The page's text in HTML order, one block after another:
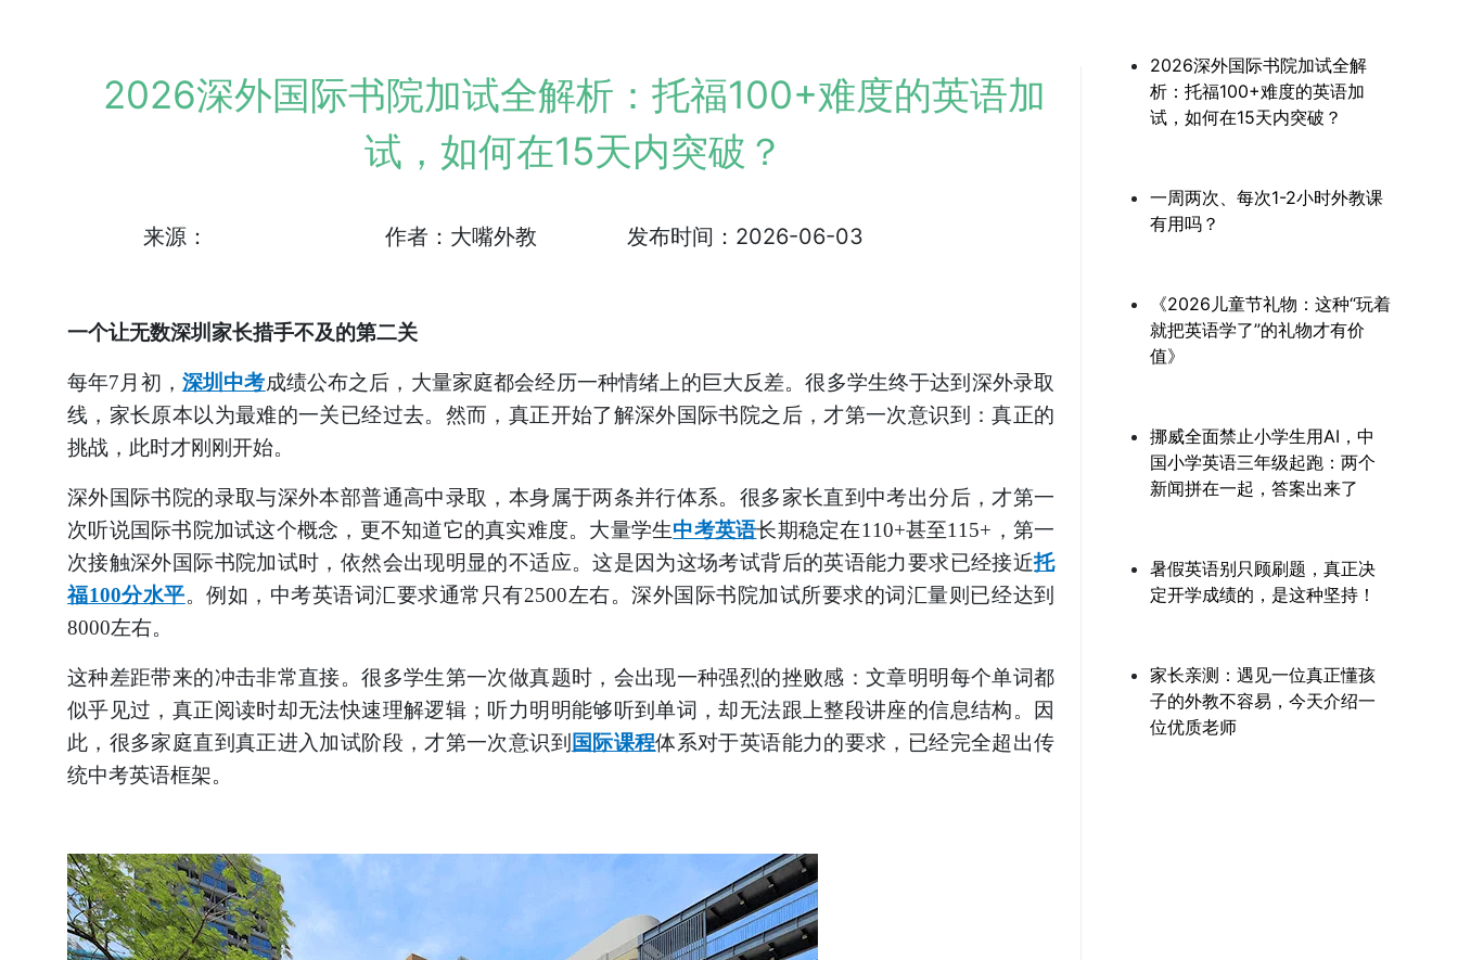
2026深外国际书院加试全解析：托福100+难度的英语加
试，如何在15天内突破？
来源： 作者：大嘴外教 发布时间：2026-06-03
一个让无数深圳家长措手不及的第二关
每年7月初， 深圳中考成绩公布之后，大量家庭都会经历一种情绪上的巨大反差。很多学生终于达到深外录取
线，家长原本以为最难的一关已经过去。然而，真正开始了解深外国际书院之后，才第一次意识到：真正的
挑战，此时才刚刚开始。
深外国际书院的录取与深外本部普通高中录取，本身属于两条并行体系。很多家长直到中考出分后，才第一
次听说国际书院加试这个概念，更不知道它的真实难度。大量学生中考英语长期稳定在110+甚至115+，第一
次接触深外国际书院加试时，依然会出现明显的不适应。这是因为这场考试背后的英语能力要求已经接近托
福100分水平。例如，中考英语词汇要求通常只有2500左右。深外国际书院加试所要求的词汇量则已经达到
8000左右。
这种差距带来的冲击非常直接。很多学生第一次做真题时，会出现一种强烈的挫败感：文章明明每个单词都
似乎见过，真正阅读时却无法快速理解逻辑；听力明明能够听到单词，却无法跟上整段讲座的信息结构。因
此，很多家庭直到真正进入加试阶段，才第一次意识到 国际课程体系对于英语能力的要求，已经完全超出传
统中考英语框架。
2026深外国际书院加试全解
析：托福100+难度的英语加
试，如何在15天内突破？
一周两次、每次1-2小时外教课
有用吗？
《2026儿童节礼物：这种“玩着
就把英语学了”的礼物才有价
值》
挪威全面禁止小学生用AI，中
国小学英语三年级起跑：两个
新闻拼在一起，答案出来了
暑假英语别只顾刷题，真正决
定开学成绩的，是这种坚持！
家长亲测：遇见一位真正懂孩
子的外教不容易，今天介绍一
位优质老师